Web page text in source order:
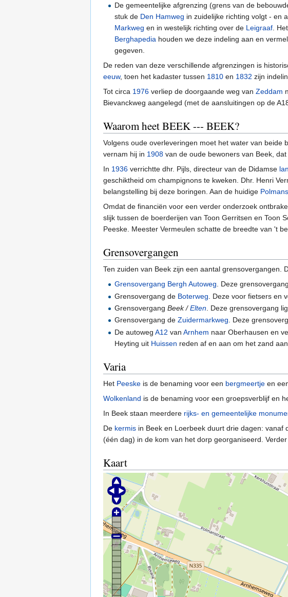
De gemeentelijke afgrenzing (grens van de
stuk de Den Hamweg in zuidelijke richting volgt - en
Markweg en in westelijk richting over de Leigraaf .
Berghapedia houden we deze indeling aan en
gegeven.
De reden van deze verschillende afgrenzingen is
eeuw, toen het kadaster tussen 1810 en 1832 zijn
Tot circa 1976 verliep de doorgaande weg van Zeddam
Bievanckweg aangelegd (met de aansluitingen op de
Waarom heet BEEK --- BEEK?
Volgens oude overleveringen moet het water van beide
vernam hij in 1908 van de oude bewoners van Beek,
In 1936 verrichtte dhr. Pijls, directeur van de Didamse
geschiktheid om champignons te kweken. Dhr. Henri
belangstelling bij deze boringen. Aan de huidige
Omdat de financiën voor een verder onderzoek
slijk tussen de boerderijen van Toon Gerritsen en Toon
Peeske. Meester Vermeulen schatte de breedte van 't
Grensovergangen
Ten zuiden van Beek zijn een aantal grensovergangen.
Grensovergang Bergh Autoweg . Deze
Grensovergang de Boterweg . Deze voor fietsers
GrensovergangBeek /Elten . Deze grensovergang
Grensovergang deZuidermarkweg. Deze
De autowegA12 vanArnhem naar Oberhausen en
Heyting uit Huissen reden af en aan om het zand
Varia
Het Peeske is de benaming voor een bergmeertje en
Wolkenland is de benaming voor een groepsverblijf en
In Beek staan meerdere rijks- en gemeentelijke
De kermis in Beek en Loerbeek duurt drie dagen:
(één dag) in de kom van het dorp georganiseerd.
Kaart